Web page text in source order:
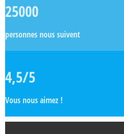
25000
personnes nous suivent
4,5/5
Vous nous aimez !